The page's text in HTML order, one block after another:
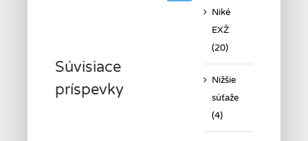
Súvisiace
príspevky
Niké
EXŽ
(20)
Nižšie
súťaže
(4)